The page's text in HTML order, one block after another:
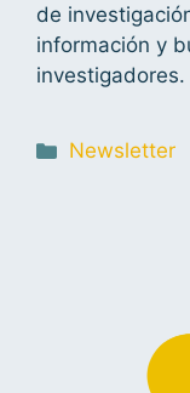
de
información y
investigadores.
Newsletter